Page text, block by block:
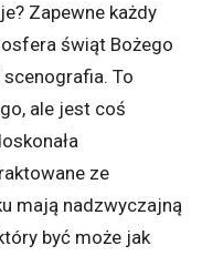
Zapewne każdy
świąt Bożego
To
ale jest coś
ze
mają nadzwyczajną
być może jak